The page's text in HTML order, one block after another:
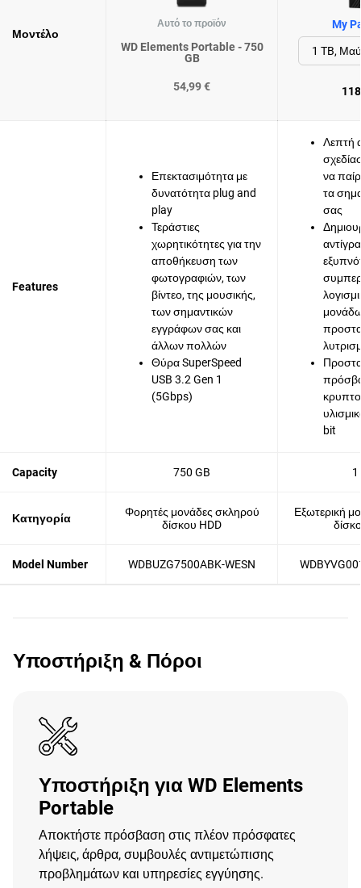
Μοντέλο
Αυτό το προϊόν
WD Elements Portable - 750
GB
54,99 €
My
Features
Επεκτασιμότητα με
δυνατότητα plug and
play
Τεράστιες
χωρητικότητες για την
αποθήκευση των
φωτογραφιών, των
βίντεο, της μουσικής,
των σημαντικών
εγγράφων σας και
άλλων πολλών
Θύρα SuperSpeed
USB 3.2 Gen 1
(5Gbps)
Λεπτή
να
τα
σας
bit
Capacity 750 GB 1
Κατηγορία
Φορητές μονάδες σκληρού
δίσκου HDD
Εξωτερική
Model Number WDBUZG7500ABK-WESN
Υποστήριξη & Πόροι
Υποστήριξη για WD Elements
Portable
Αποκτήστε πρόσβαση στις πλέον πρόσφατες
λήψεις, άρθρα, συμβουλές αντιμετώπισης
προβλημάτων και υπηρεσίες εγγύησης.